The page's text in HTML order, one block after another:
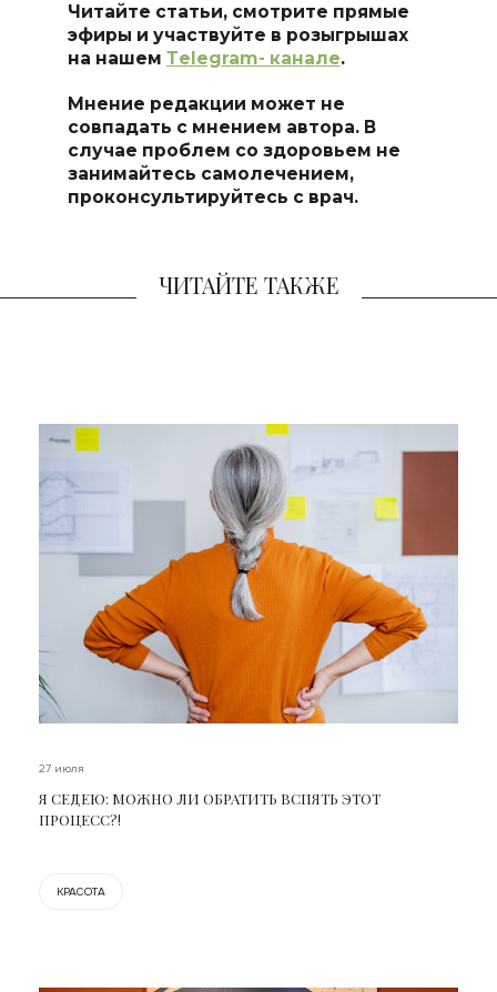
Читайте статьи, смотрите прямые
эфиры и участвуйте в розыгрышах
на нашем Тelegram- канале.
Мнение редакции может не
совпадать с мнением автора. В
случае проблем со здоровьем не
занимайтесь самолечением,
проконсультируйтесь с врач.
ЧИТАЙТЕ ТАКЖЕ
27 июля
Я СЕДЕЮ: МОЖНО ЛИ ОБРАТИТЬ ВСПЯТЬ ЭТОТ
ПРОЦЕСС?!
КРАСОТА